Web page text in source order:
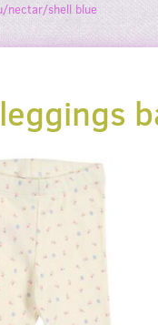
nectar/shell blue